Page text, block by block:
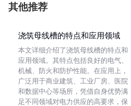
其他推荐
浇筑母线槽的特点和应用领域
本文详细介绍了浇筑母线槽的特点和
应用领域。其特点包括良好的电气、
机械、防火和防护性能。在应用上，
广泛用于商业建筑、工业厂房、医院
和数据中心等场所，凭借自身优势满
足不同领域对电力供应的高要求，保